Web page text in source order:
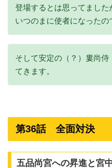
登場するとは思ってました
いつのまに使者になったの
そして安定の（？）婁尚
てきます。
第36話 全面対決
五品尚宮への昇進と宮